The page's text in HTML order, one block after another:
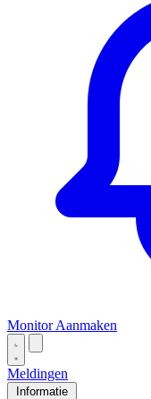
Monitor Aanmaken
Meldingen
Informatie